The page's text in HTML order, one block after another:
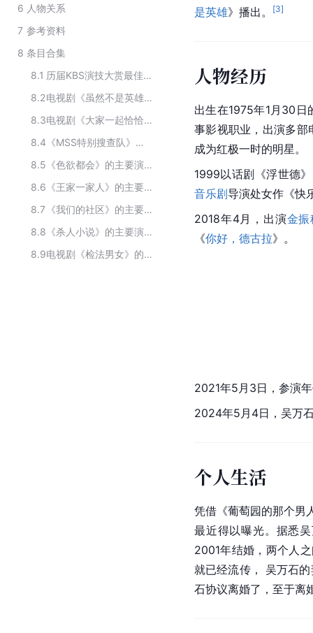
6 人物关系
7 参考资料
8 条目合集
8.1
历届KBS演技大赏最佳男新人
8.2
电视剧《虽然不是英雄》的主要演员
8.3
电视剧《大家一起恰恰恰》的主要演员
8.4
《MSS特别搜查队》的主要演员
8.5
《色欲都会》的主要演员
8.6
《王家一家人》的主要演员
8.7
《我们的社区》的主要演员
8.8
《杀人小说》的主要演员
8.9
电视剧《检法男女》的演员
是英雄》播出。 [3]
人物经历
出生在1975年1月30日
事影视职业，出演多部
成为红极一时的明星。
1999以话剧 《浮世德
音乐剧导演处女作《快
2018年4月，出演金振
《你好，德古拉》。
2021年5月3日，参演
2024年5月4日，吴万
个人生活
凭借《葡萄园的那个男
最近得以曝光。据悉
2001年结婚，两个人
就已经流传， 吴万石
石协议离婚了，至于离